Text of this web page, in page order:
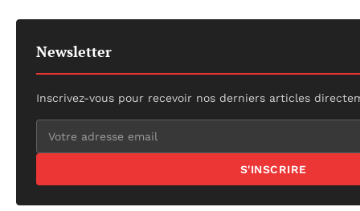
Newsletter
Inscrivez-vous pour recevoir nos derniers articles
S'INSCRIRE